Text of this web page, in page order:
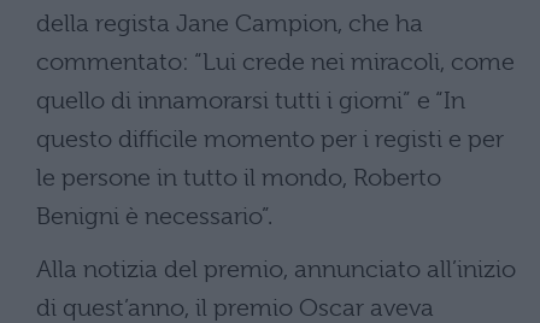
della regista Jane Campion, che ha
commentato: “Lui crede nei miracoli, come
quello di innamorarsi tutti i giorni” e “In
questo difficile momento per i registi e per
le persone in tutto il mondo, Roberto
Benigni è necessario”.
Alla notizia del premio, annunciato all’inizio
di quest’anno, il premio Oscar aveva